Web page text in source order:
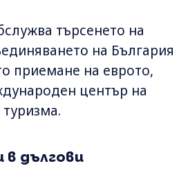
търсенето на
на България
приемане на еврото,
център на
дългови